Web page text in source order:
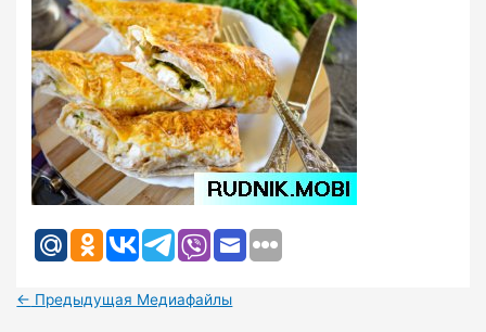
← Предыдущая Медиафайлы